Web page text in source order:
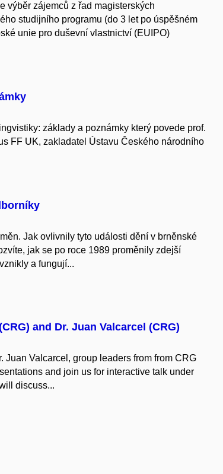
výběr zájemců z řad magisterských
studijního programu (do 3 let po úspěšném
unie pro duševní vlastnictví (EUIPO)
základy a poznámky který povede prof.
FF UK, zakladatel Ústavu Českého národního
Jak ovlivnily tyto události dění v brněnské
jak se po roce 1989 proměnily zdejší
a fungují...
and Dr. Juan Valcarcel (CRG)
Juan Valcarcel, group leaders from from CRG
and join us for interactive talk under
discuss...